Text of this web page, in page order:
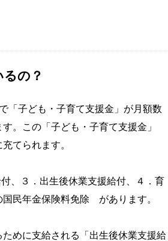
の？
「子ども・子育て支援金」が月額数
。この「子ども・子育て支援金」
てられます。
、３．出生後休業支援給付、４．育
民年金保険料免除 があります。
めに支給される「出生後休業支援給